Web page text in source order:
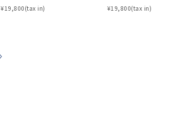
¥19,800(tax in) ¥19,800(tax in)